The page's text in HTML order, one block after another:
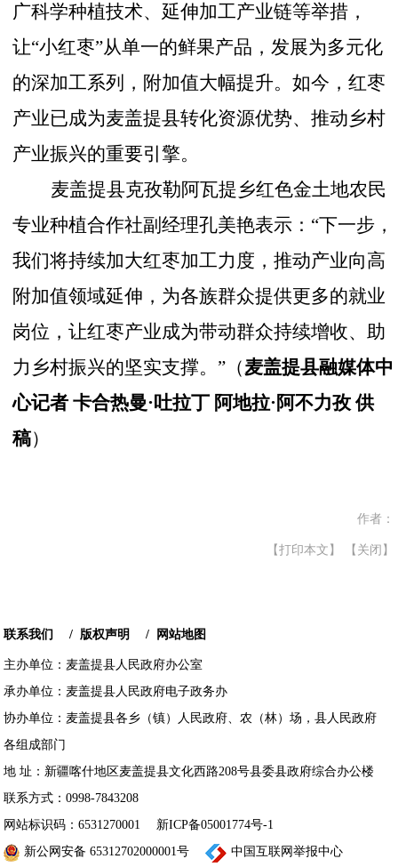
广科学种植技术、延伸加工产业链等举措，
让“小红枣”从单一的鲜果产品，发展为多元化
的深加工系列，附加值大幅提升。如今，红枣
产业已成为麦盖提县转化资源优势、推动乡村
产业振兴的重要引擎。
麦盖提县克孜勒阿瓦提乡红色金土地农民
专业种植合作社副经理孔美艳表示： “下一步，
我们将持续加大红枣加工力度，推动产业向高
附加值领域延伸，为各族群众提供更多的就业
岗位，让红枣产业成为带动群众持续增收、助
力乡村振兴的坚实支撑。”（麦盖提县融媒体中
心记者 卡合热曼·吐拉丁 阿地拉·阿不力孜 供
稿）
作者：
【打印本文】 【关闭】
联系我们 / 版权声明 / 网站地图
主办单位：麦盖提县人民政府办公室
承办单位：麦盖提县人民政府电子政务办
协办单位：麦盖提县各乡（镇）人民政府、农（林）场，县人民政府
各组成部门
地 址：新疆喀什地区麦盖提县文化西路208号县委县政府综合办公楼
联系方式：0998-7843208
网站标识码：6531270001
新ICP备05001774号-1
新公网安备 65312702000001号
中国互联网举报中心